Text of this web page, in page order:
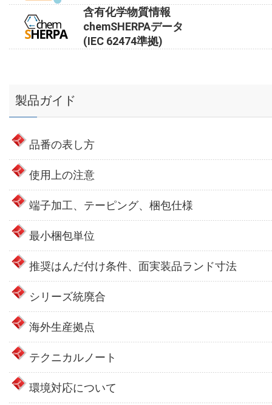
含有化学物質情報
chemSHERPAデータ
(IEC 62474準拠)
製品ガイド
品番の表し方
使用上の注意
端子加工、テーピング、梱包仕様
最小梱包単位
推奨はんだ付け条件、面実装品ランド寸法
シリーズ統廃合
海外生産拠点
テクニカルノート
環境対応について